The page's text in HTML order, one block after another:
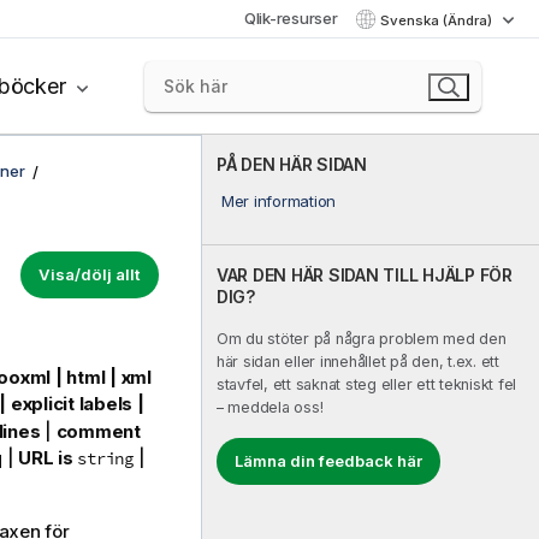
Qlik-resurser Svenska (Ändra)
PÅ DEN HÄR SIDAN
Mer information
VAR DEN HÄR SIDAN TILL HJÄLP FÖR
DIG?
Om du stöter på några problem med den
här sidan eller innehållet på den, t.ex. ett
stavfel, ett saknat steg eller ett tekniskt fel
– meddela oss!
Lämna din feedback här
Visa/dölj allt
| html | xml
labels |
comment
URL is string|
för